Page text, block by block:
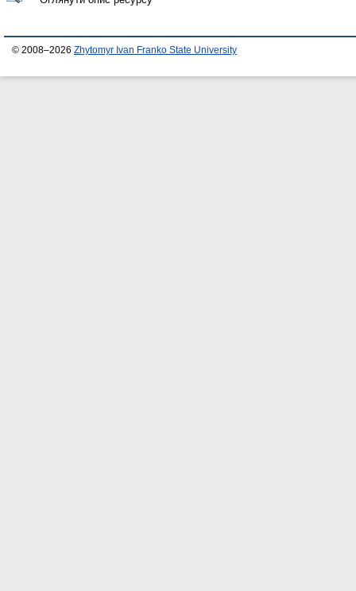
© 2008–2026 Zhytomyr Ivan Franko State University